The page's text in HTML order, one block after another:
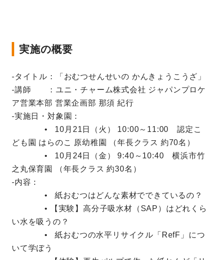
実施の概要
‐タイトル：「おむつせんせいの かんきょうこうざ」
‐講師 ：ユニ・チャーム株式会社 ジャパンプロケ
ア営業本部 営業企画部 那須 紀行
‐実施日・対象園：
• 10月21日（火） 10:00～11:00 認定こ
ども園 はらのこ 原幼稚園 （年長クラス 約70名）
• 10月24日（金） 9:40～10:40 横浜市竹
之丸保育園 （年長クラス 約30名）
‐内容：
• 紙おむつはどんな素材でできているの？
• 【実験】高分子吸水材（SAP）はどれくら
い水を吸うの？
• 紙おむつの水平リサイクル「RefF」につ
いて学ぼう